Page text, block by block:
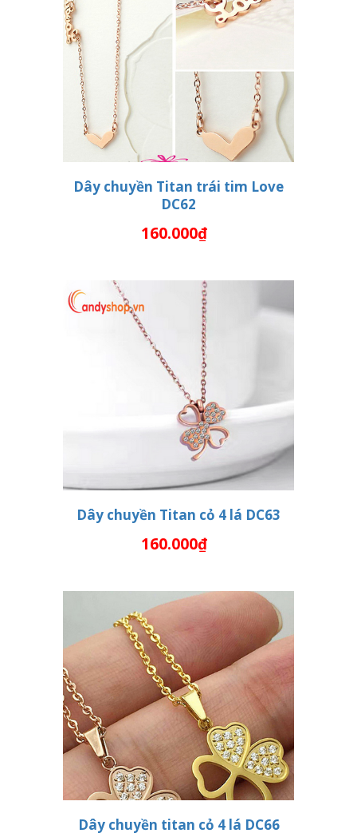
THÊM VÀO GIỎ HÀNG
Dây chuyền Titan trái tim Love
DC62
160.000₫
THÊM VÀO GIỎ HÀNG
Dây chuyền Titan cỏ 4 lá DC63
160.000₫
Dây chuyền titan cỏ 4 lá DC66